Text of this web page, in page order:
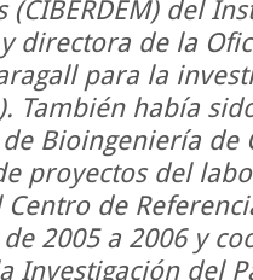
(CIBERDEM) del
directora de la
para la
También había
Bioingeniería de
proyectos del
de
de 2005 a 2006 y
Investigación del